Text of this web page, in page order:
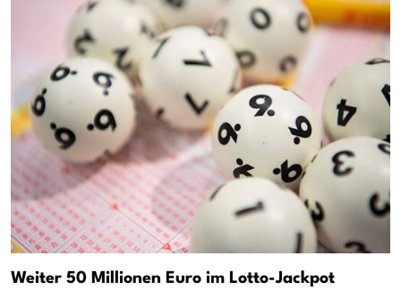
Weiter 50 Millionen Euro im Lotto-Jackpot